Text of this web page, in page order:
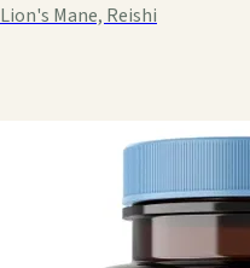
Lion's Mane, Reishi